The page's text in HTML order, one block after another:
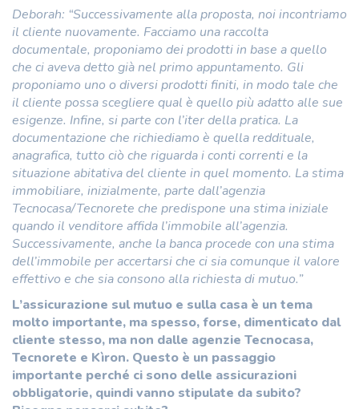
Deborah: “Successivamente alla proposta, noi incontriamo
il cliente nuovamente. Facciamo una raccolta
documentale, proponiamo dei prodotti in base a quello
che ci aveva detto già nel primo appuntamento. Gli
proponiamo uno o diversi prodotti finiti, in modo tale che
il cliente possa scegliere qual è quello più adatto alle sue
esigenze. Infine, si parte con l’iter della pratica. La
documentazione che richiediamo è quella reddituale,
anagrafica, tutto ciò che riguarda i conti correnti e la
situazione abitativa del cliente in quel momento. La stima
immobiliare, inizialmente, parte dall’agenzia
Tecnocasa/Tecnorete che predispone una stima iniziale
quando il venditore affida l’immobile all’agenzia.
Successivamente, anche la banca procede con una stima
dell’immobile per accertarsi che ci sia comunque il valore
effettivo e che sia consono alla richiesta di mutuo.”
L’assicurazione sul mutuo e sulla casa è un tema
molto importante, ma spesso, forse, dimenticato dal
cliente stesso, ma non dalle agenzie Tecnocasa,
Tecnorete e Kìron. Questo è un passaggio
importante perché ci sono delle assicurazioni
obbligatorie, quindi vanno stipulate da subito?